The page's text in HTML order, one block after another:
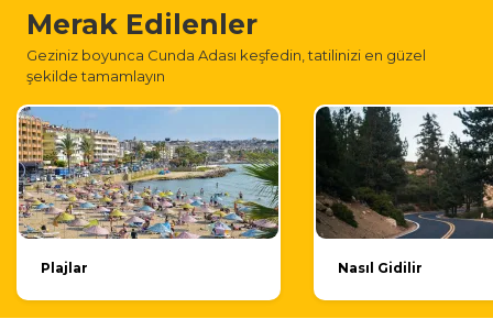
Merak Edilenler
Geziniz boyunca Cunda Adası keşfedin, tatilinizi en güzel
şekilde tamamlayın
Plajlar Nasıl Gidilir